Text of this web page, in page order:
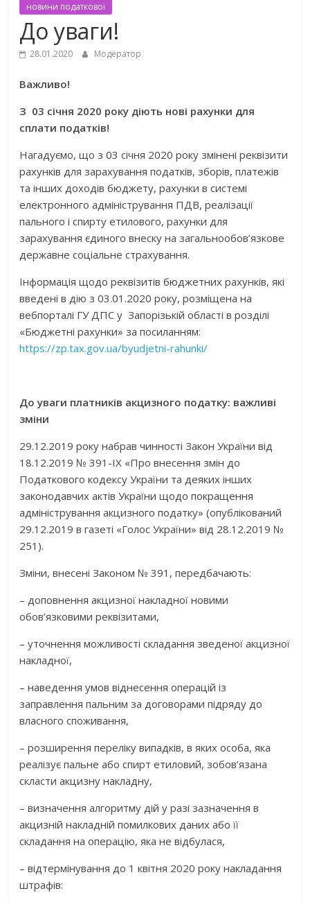
новини податкової
До уваги!
28.01.2020 Модератор
Важливо!
З 03 січня 2020 року діють нові рахунки для
сплати податків!
Нагадуємо, що з 03 січня 2020 року змінені реквізити
рахунків для зарахування податків, зборів, платежів
та інших доходів бюджету, рахунки в системі
електронного адміністрування ПДВ, реалізації
пального і спирту етилового, рахунки для
зарахування єдиного внеску на загальнообов’язкове
державне соціальне страхування.
Інформація щодо реквізитів бюджетних рахунків, які
введені в дію з 03.01.2020 року, розміщена на
вебпорталі ГУ ДПС у Запорізькій області в розділі
«Бюджетні рахунки» за посиланням:
https://zp.tax.gov.ua/byudjetni-rahunki/
До уваги платників акцизного податку: важливі
зміни
29.12.2019 року набрав чинності Закон України від
18.12.2019 № 391-IX «Про внесення змін до
Податкового кодексу України та деяких інших
законодавчих актів України щодо покращення
адміністрування акцизного податку» (опублікований
29.12.2019 в газеті «Голос України» від 28.12.2019 №
251).
Зміни, внесені Законом № 391, передбачають:
– доповнення акцизної накладної новими
обов’язковими реквізитами,
– уточнення можливості складання зведеної акцизної
накладної,
– наведення умов віднесення операцій із
заправлення пальним за договорами підряду до
власного споживання,
– розширення переліку випадків, в яких особа, яка
реалізує пальне або спирт етиловий, зобов’язана
скласти акцизну накладну,
– визначення алгоритму дій у разі зазначення в
акцизній накладній помилкових даних або її
складання на операцію, яка не відбулася,
– відтермінування до 1 квітня 2020 року накладання
штрафів: